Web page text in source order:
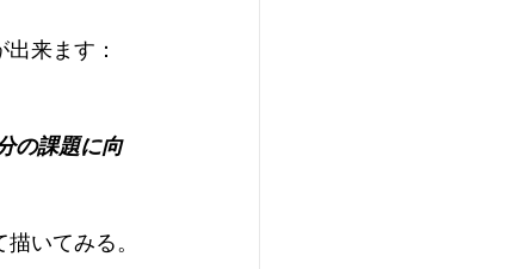
来ます：
の課題に向
いてみる。